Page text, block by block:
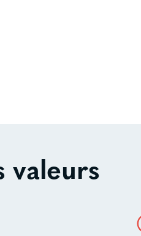
valeurs